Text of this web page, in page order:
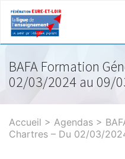
BAFA Formation
02/03/2024 au 09/
Accueil > Agendas >
Chartres – Du 02/03/